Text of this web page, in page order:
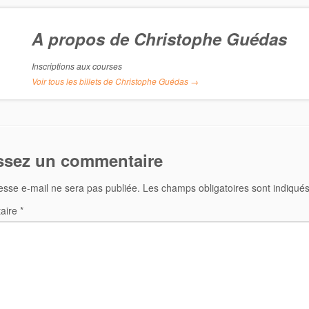
A propos de Christophe Guédas
Inscriptions aux courses
Voir tous les billets de Christophe Guédas →
un commentaire
e-mail ne sera pas publiée. Les champs obligatoires sont
*